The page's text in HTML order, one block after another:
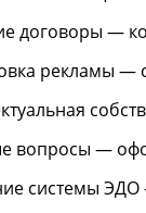
договоры —
рекламы —
вопросы —
системы ЭДО